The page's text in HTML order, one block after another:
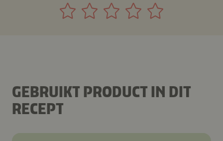
GEBRUIKT PRODUCT IN DIT
RECEPT